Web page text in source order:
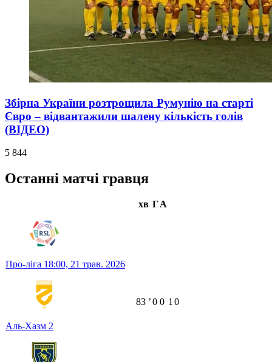
Збірна України розтрощила Румунію на старті
Євро – відвантажили шалену кількість голів
(ВІДЕО)
5 844
Останні матчі гравця
хв ГА
Про-ліга 18:00, 21 трав. 2026
Аль-Хазм 2
83 ʼ0 0 1 0